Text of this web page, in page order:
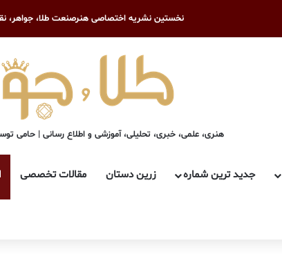
نخستین نشریه اختصاصی هنرصنعت طلا، جواهر،
هنری، علمی، خبری، تحلیلی، آموزشی و اطلاع رسانی | حامی
جدید ترین شماره زرین دستان مقالات تخصصی